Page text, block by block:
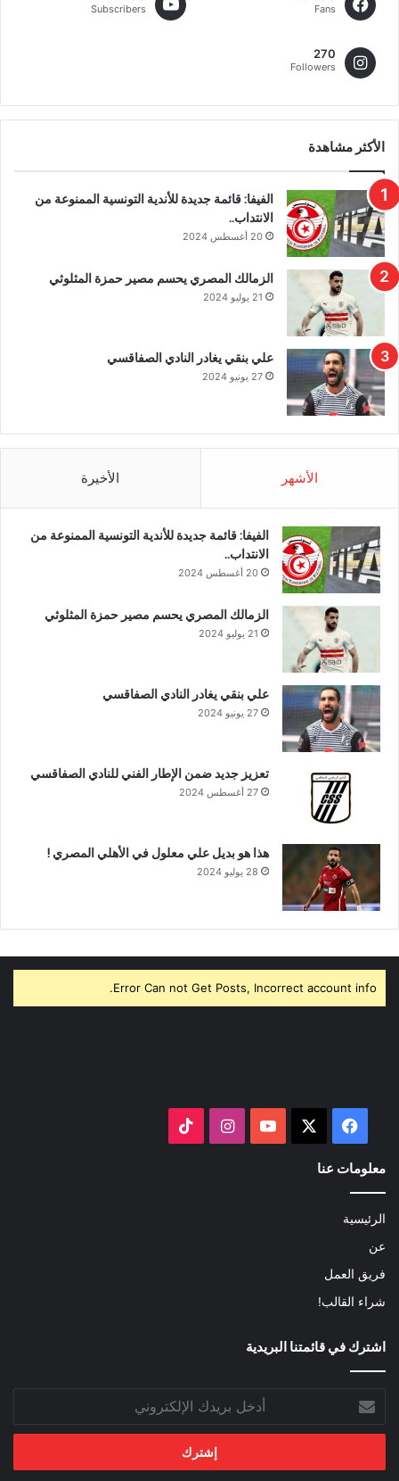
Fans
Subscribers
270
Followers
الأكثر مشاهدة
الفيفا: قائمة جديدة للأندية التونسية الممنوعة من
الانتداب..
20 أغسطس 2024
الزمالك المصري يحسم مصير حمزة المثلوثي
21 يوليو 2024
علي بنقي يغادر النادي الصفاقسي
27 يونيو 2024
الأشهر الأخيرة
الفيفا: قائمة جديدة للأندية التونسية الممنوعة من
الانتداب..
20 أغسطس 2024
الزمالك المصري يحسم مصير حمزة المثلوثي
21 يوليو 2024
علي بنقي يغادر النادي الصفاقسي
27 يونيو 2024
تعزيز جديد ضمن الإطار الفني للنادي الصفاقسي
27 أغسطس 2024
هذا هو بديل علي معلول في الأهلي المصري !
28 يوليو 2024
Error Can not Get Posts, Incorrect account info.
فيسبوك ‫YouTubeانستقرام
معلومات عنا
الرئيسية
عن
فريق العمل
شراء القالب!
اشترك في قائمتنا البريدية
بريدك
الإلكتروني